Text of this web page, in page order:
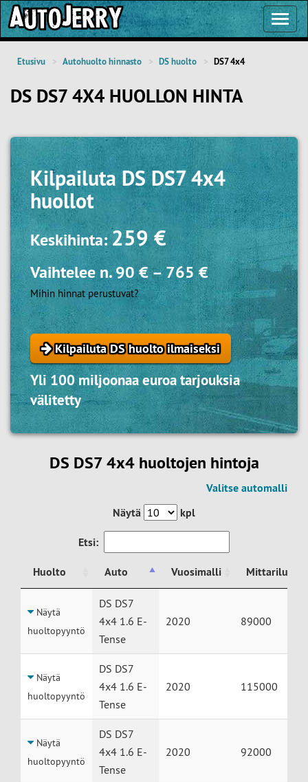
Etusivu Autohuolto hinnasto DS huolto DS7 4x4
DS DS7 4X4 HUOLLON HINTA
KilpailutaDS DS7 4x4
huollot
Keskihinta:259 €
Vaihtelee n.90 €–765 €
Mihin hinnat perustuvat?
Kilpailuta DS huolto ilmaiseksi
Yli 100 miljoonaa euroa tarjouksia
välitetty
DS DS7 4x4 huoltojen hintoja
Valitse automalli
Näytä
kpl
Etsi:
Huolto Auto Vuosimalli
Auto
Näytä
huoltopyyntö
DS DS7
4x4 1.6 E-
Tense
2020 89000
Näytä
huoltopyyntö
DS DS7
4x4 1.6 E-
Tense
2020 115000
Näytä
huoltopyyntö
DS DS7
4x4 1.6 E-
Tense
2020 92000